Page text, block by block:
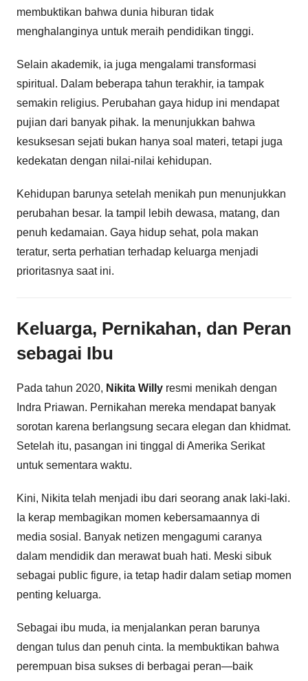
membuktikan bahwa dunia hiburan tidak
menghalanginya untuk meraih pendidikan tinggi.
Selain akademik, ia juga mengalami transformasi
spiritual. Dalam beberapa tahun terakhir, ia tampak
semakin religius. Perubahan gaya hidup ini mendapat
pujian dari banyak pihak. Ia menunjukkan bahwa
kesuksesan sejati bukan hanya soal materi, tetapi juga
kedekatan dengan nilai-nilai kehidupan.
Kehidupan barunya setelah menikah pun menunjukkan
perubahan besar. Ia tampil lebih dewasa, matang, dan
penuh kedamaian. Gaya hidup sehat, pola makan
teratur, serta perhatian terhadap keluarga menjadi
prioritasnya saat ini.
Keluarga, Pernikahan, dan Peran
sebagai Ibu
Pada tahun 2020, Nikita Willy resmi menikah dengan
Indra Priawan. Pernikahan mereka mendapat banyak
sorotan karena berlangsung secara elegan dan khidmat.
Setelah itu, pasangan ini tinggal di Amerika Serikat
untuk sementara waktu.
Kini, Nikita telah menjadi ibu dari seorang anak laki-laki.
Ia kerap membagikan momen kebersamaannya di
media sosial. Banyak netizen mengagumi caranya
dalam mendidik dan merawat buah hati. Meski sibuk
sebagai public figure, ia tetap hadir dalam setiap momen
penting keluarga.
Sebagai ibu muda, ia menjalankan peran barunya
dengan tulus dan penuh cinta. Ia membuktikan bahwa
perempuan bisa sukses di berbagai peran—baik